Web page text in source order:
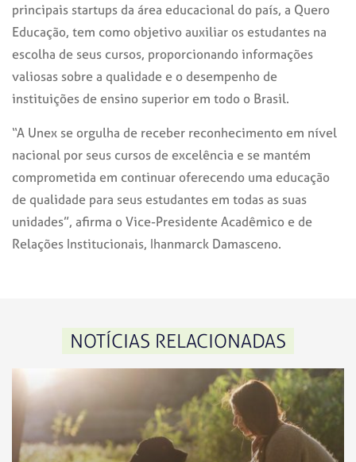
principais startups da área educacional do país, a Quero
Educação, tem como objetivo auxiliar os estudantes na
escolha de seus cursos, proporcionando informações
valiosas sobre a qualidade e o desempenho de
instituições de ensino superior em todo o Brasil.
“A Unex se orgulha de receber reconhecimento em nível
nacional por seus cursos de excelência e se mantém
comprometida em continuar oferecendo uma educação
de qualidade para seus estudantes em todas as suas
unidades”, afirma o Vice-Presidente Acadêmico e de
Relações Institucionais, Ihanmarck Damasceno.
NOTÍCIAS RELACIONADAS